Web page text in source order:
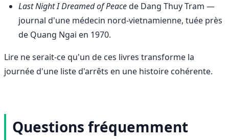
Last Night I Dreamed of Peacede Dang Thuy Tram —
journal d'une médecin nord-vietnamienne, tuée près
de Quang Ngai en 1970.
Lire ne serait-ce qu'un de ces livres transforme la
journée d'une liste d'arrêts en une histoire cohérente.
Questions fréquemment